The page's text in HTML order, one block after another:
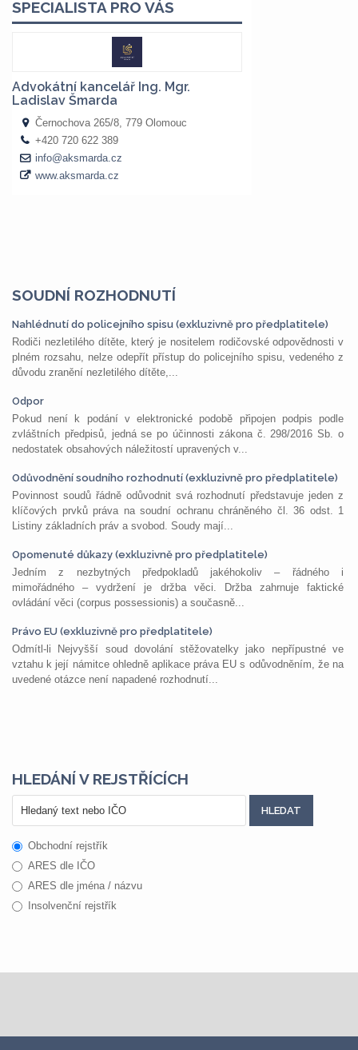
SOUDNÍ ROZHODNUTÍ
Nahlédnutí do policejního spisu (exkluzivně pro předplatitele)
Rodiči nezletilého dítěte, který je nositelem rodičovské odpovědnosti v
plném rozsahu, nelze odepřít přístup do policejního spisu, vedeného z
důvodu zranění nezletilého dítěte,...
Odpor
Pokud není k podání v elektronické podobě připojen podpis podle
zvláštních předpisů, jedná se po účinnosti zákona č. 298/2016 Sb. o
nedostatek obsahových náležitostí upravených v...
Odůvodnění soudního rozhodnutí (exkluzivně pro předplatitele)
Povinnost soudů řádně odůvodnit svá rozhodnutí představuje jeden z
klíčových prvků práva na soudní ochranu chráněného čl. 36 odst. 1
Listiny základních práv a svobod. Soudy mají...
Opomenuté důkazy (exkluzivně pro předplatitele)
Jedním z nezbytných předpokladů jakéhokoliv – řádného i
mimořádného – vydržení je držba věci. Držba zahrnuje faktické
ovládání věci (corpus possessionis) a současně...
Právo EU (exkluzivně pro předplatitele)
Odmítl-li Nejvyšší soud dovolání stěžovatelky jako nepřípustné ve
vztahu k její námitce ohledně aplikace práva EU s odůvodněním, že na
uvedené otázce není napadené rozhodnutí...
HLEDÁNÍ V REJSTŘÍCÍCH
Obchodní rejstřík
ARES dle IČO
ARES dle jména / názvu
Insolvenční rejstřík